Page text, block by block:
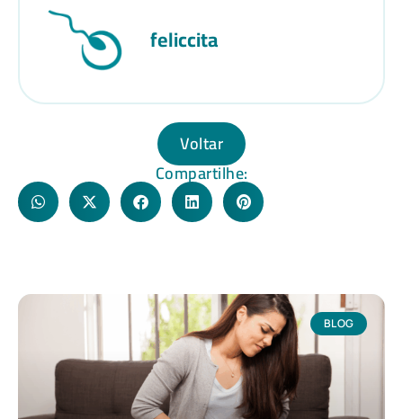
feliccita
Voltar
Compartilhe:
BLOG